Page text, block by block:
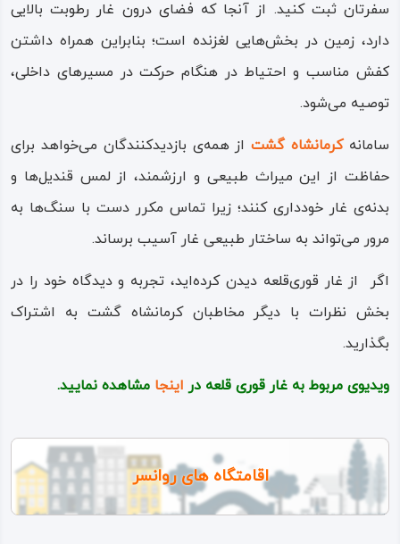
بخشی ناشناخته از دل زمین را به بازدیدکننده منتقل می‌کند.
غار قوری‌قلعه امروز نه‌تنها یکی از جاذبه‌های طبیعی و توریستی
مهم کرمانشاه است، بلکه از نظر زمین‌شناسی، تاریخی و فرهنگی
نیز جایگاه ویژه‌ای دارد. هر بازدیدکننده‌ای با ورود به این غار،
سفری به دل زمین و تاریخ را تجربه می‌کند؛ سفری که تلفیقی از
هیجان، سکوت و زیبایی ناب طبیعت است.
سفرتان ثبت کنید. از آنجا که فضای درون غار رطوبت بالایی
دارد، زمین در بخش‌هایی لغزنده است؛ بنابراین همراه داشتن
کفش مناسب و احتیاط در هنگام حرکت در مسیرهای داخلی،
توصیه می‌شود.
سامانهکرمانشاه گشتاز همه‌ی بازدیدکنندگان می‌خواهد برای
حفاظت از این میراث طبیعی و ارزشمند، از لمس قندیل‌ها و
بدنه‌ی غار خودداری کنند؛ زیرا تماس مکرر دست با سنگ‌ها به
مرور می‌تواند به ساختار طبیعی غار آسیب برساند.
اگر از غار قوری‌قلعه دیدن کرده‌اید، تجربه و دیدگاه خود را در
بخش نظرات با دیگر مخاطبان کرمانشاه گشت به اشتراک
بگذارید.
ویدیوی مربوط به غار قوری قلعه در اینجا مشاهده نمایید.
اقامتگاه های روانسر